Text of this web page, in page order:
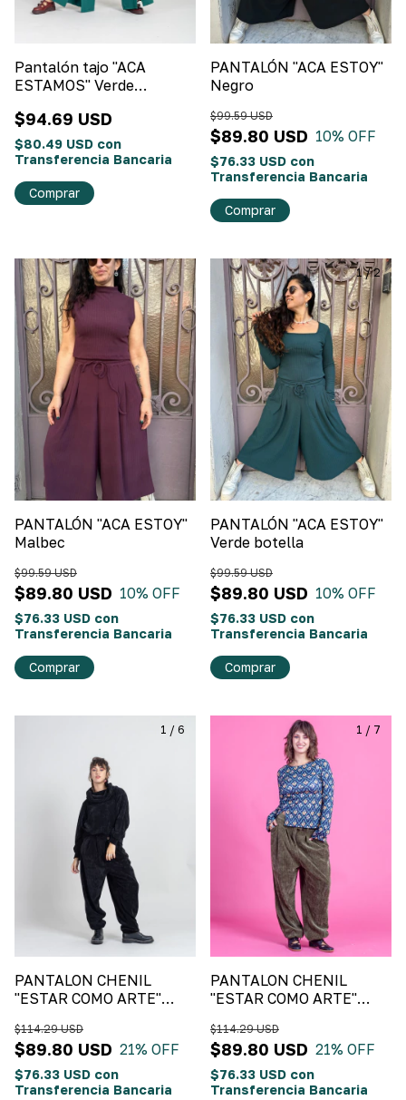
Pantalón tajo "ACA
ESTAMOS" Verde
$94.69 USD
$80.49 USD con
Transferencia Bancaria
Comprar
PANTALÓN "ACA ESTOY"
Negro
$89.80 USD
$99.59 USD
10% OFF
$76.33 USD con
Transferencia Bancaria
Comprar
PANTALÓN "ACA ESTOY"
Malbec
$89.80 USD
$99.59 USD
10% OFF
$76.33 USD con
Transferencia Bancaria
Comprar
1/2
PANTALÓN "ACA ESTOY"
Verde botella
$89.80 USD
$99.59 USD
10% OFF
$76.33 USD con
Transferencia Bancaria
Comprar
1 / 6
PANTALON CHENIL
"ESTAR COMO ARTE"
$89.80 USD
$114.29 USD
21% OFF
$76.33 USD con
Transferencia Bancaria
1 / 7
PANTALON CHENIL
"ESTAR COMO ARTE"
$89.80 USD
$114.29 USD
21% OFF
$76.33 USD con
Transferencia Bancaria